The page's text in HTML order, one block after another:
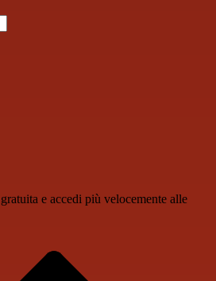
e accedi più velocemente alle